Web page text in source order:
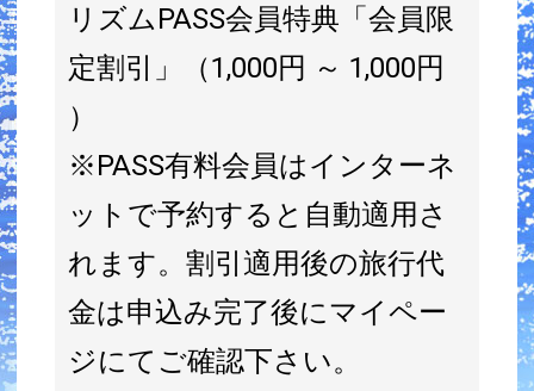
リズムPASS会員特典「会員限
定割引」（1,000円 ～ 1,000円
）
※PASS有料会員はインターネ
ットで予約すると自動適用さ
れます。割引適用後の旅行代
金は申込み完了後にマイペー
ジにてご確認下さい。